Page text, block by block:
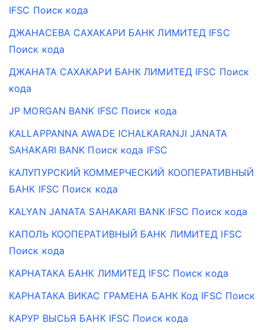
IFSC Поиск кода
ДЖАНАСЕВА САХАКАРИ БАНК ЛИМИТЕД IFSC
Поиск кода
ДЖАНАТА САХАКАРИ БАНК ЛИМИТЕД IFSC Поиск
кода
JP MORGAN BANK IFSC Поиск кода
KALLAPPANNA AWADE ICHALKARANJI JANATA
SAHAKARI BANK Поиск кода IFSC
КАЛУПУРСКИЙ КОММЕРЧЕСКИЙ КООПЕРАТИВНЫЙ
БАНК IFSC Поиск кода
KALYAN JANATA SAHAKARI BANK IFSC Поиск кода
КАПОЛЬ КООПЕРАТИВНЫЙ БАНК ЛИМИТЕД IFSC
Поиск кода
КАРНАТАКА БАНК ЛИМИТЕД IFSC Поиск кода
КАРНАТАКА ВИКАС ГРАМЕНА БАНК Код IFSC Поиск
КАРУР ВЫСЬЯ БАНК IFSC Поиск кода